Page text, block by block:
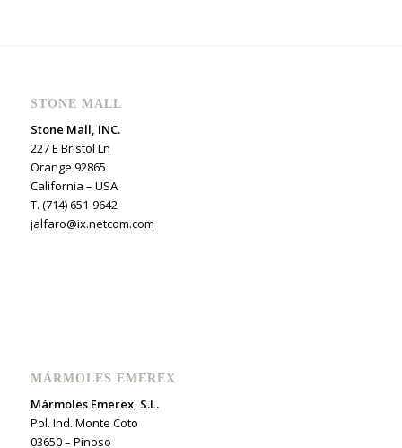
STONE MALL
Stone Mall, INC.
227 E Bristol Ln
Orange 92865
California – USA
T. (714) 651-9642
jalfaro@ix.netcom.com
MÁRMOLES EMEREX
Mármoles Emerex, S.L.
Pol. Ind. Monte Coto
03650 – Pinoso